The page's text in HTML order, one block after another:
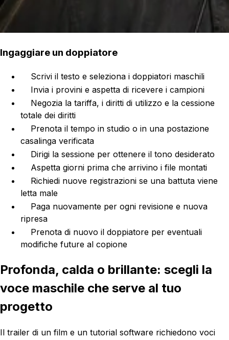
Ingaggiare un doppiatore
Scrivi il testo e seleziona i doppiatori maschili
Invia i provini e aspetta di ricevere i campioni
Negozia la tariffa, i diritti di utilizzo e la cessione
totale dei diritti
Prenota il tempo in studio o in una postazione
casalinga verificata
Dirigi la sessione per ottenere il tono desiderato
Aspetta giorni prima che arrivino i file montati
Richiedi nuove registrazioni se una battuta viene
letta male
Paga nuovamente per ogni revisione e nuova
ripresa
Prenota di nuovo il doppiatore per eventuali
modifiche future al copione
Profonda, calda o brillante: scegli la
voce maschile che serve al tuo
progetto
Il trailer di un film e un tutorial software richiedono voci